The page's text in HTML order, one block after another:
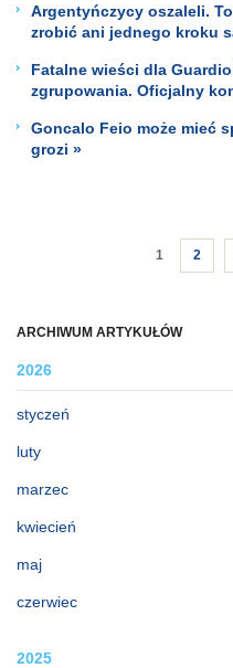
ARCHIWUM ARTYKUŁÓW
2026
styczeń
luty
marzec
kwiecień
maj
czerwiec
2025
Argentyńczycy oszaleli.
zrobić ani jednego kroku
Fatalne wieści dla
zgrupowania. Oficjalny
Goncalo Feio może mieć
grozi »
1 2